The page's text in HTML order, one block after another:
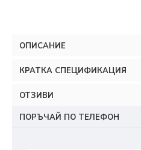
ОПИСАНИЕ
КРАТКА СПЕЦИФИКАЦИЯ
ОТЗИВИ
ПОРЪЧАЙ ПО ТЕЛЕФОН